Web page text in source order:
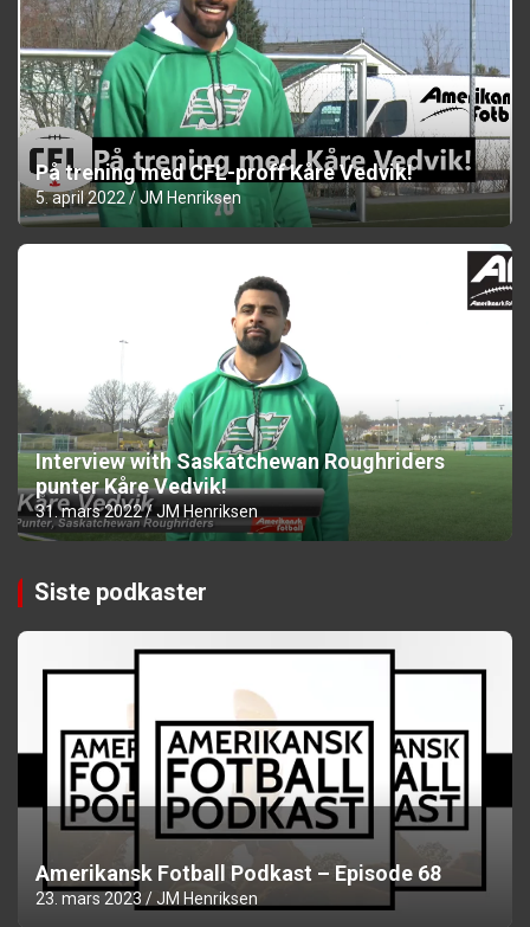
På trening med CFL-proff Kåre Vedvik!
5. april 2022 JM Henriksen
Interview with Saskatchewan Roughriders
punter Kåre Vedvik!
31. mars 2022 JM Henriksen
Siste podkaster
Amerikansk Fotball Podkast – Episode 68
23. mars 2023 JM Henriksen